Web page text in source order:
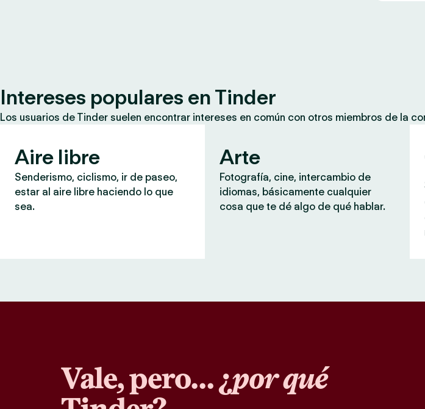
Intereses populares en Tinder
Los usuarios de Tinder suelen encontrar intereses en común con otros miembros de la
Aire libre
Senderismo, ciclismo, ir de paseo,
estar al aire libre haciendo lo que
sea.
Arte
Fotografía, cine, intercambio de
idiomas, básicamente cualquier
cosa que te dé algo de qué hablar.
Vale, pero… ¿por qué